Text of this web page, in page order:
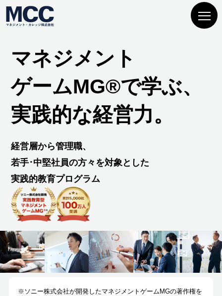
マネジメント
ゲームMG®で学ぶ、
実践的な経営力。
経営層から管理職、
若手･中堅社員の方々を対象とした
実践的教育プログラム
※ソニー株式会社が開発したマネジメントゲームMGの著作権を